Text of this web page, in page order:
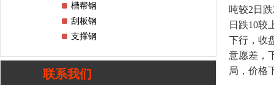
槽帮钢
刮板钢
支撑钢
联系我们
吨较2日
日跌10较
下行，收
意愿差，
局，价格